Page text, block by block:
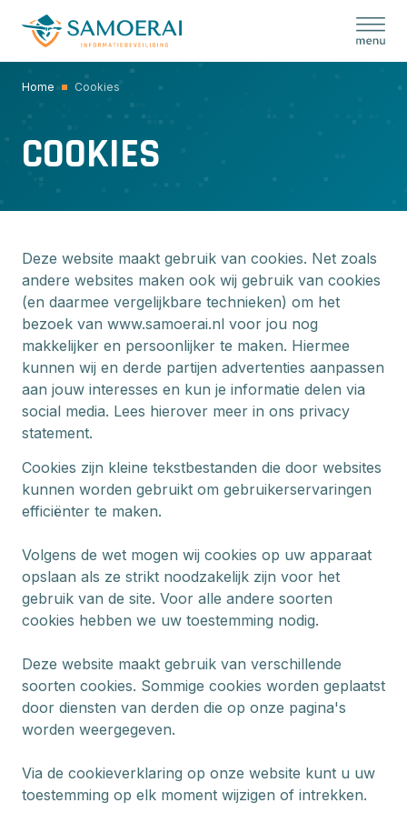
Home Cookies
COOKIES
Deze website maakt gebruik van cookies. Net zoals
andere websites maken ook wij gebruik van cookies
(en daarmee vergelijkbare technieken) om het
bezoek van www.samoerai.nl voor jou nog
makkelijker en persoonlijker te maken. Hiermee
kunnen wij en derde partijen advertenties aanpassen
aan jouw interesses en kun je informatie delen via
social media. Lees hierover meer in ons privacy
statement.
Cookies zijn kleine tekstbestanden die door websites
kunnen worden gebruikt om gebruikerservaringen
efficiënter te maken.
Volgens de wet mogen wij cookies op uw apparaat
opslaan als ze strikt noodzakelijk zijn voor het
gebruik van de site. Voor alle andere soorten
cookies hebben we uw toestemming nodig.
Deze website maakt gebruik van verschillende
soorten cookies. Sommige cookies worden geplaatst
door diensten van derden die op onze pagina's
worden weergegeven.
Via de cookieverklaring op onze website kunt u uw
toestemming op elk moment wijzigen of intrekken.